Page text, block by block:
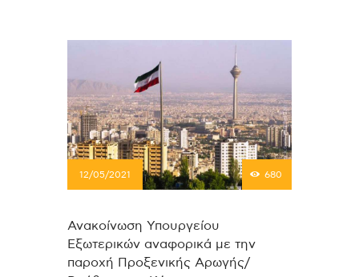
12/05/2021 680
Ανακοίνωση Υπουργείου
Εξωτερικών αναφορικά με την
παροχή Προξενικής Αρωγής/